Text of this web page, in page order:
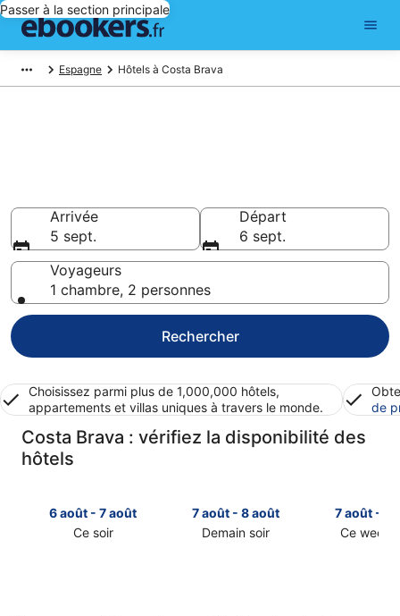
Passer à la section principale
Espagne Hôtels à Costa Brava
Arrivée
5 sept.
Départ
6 sept.
Voyageurs
1 chambre, 2 personnes
Rechercher
Choisissez parmi plus de 1,000,000 hôtels,
appartements et villas uniques à travers le monde.
de
Costa Brava : vérifiez la disponibilité des
hôtels
6 août - 7 août
Ce soir
7 août - 8 août
Demain soir
7 août - 9
Ce week-